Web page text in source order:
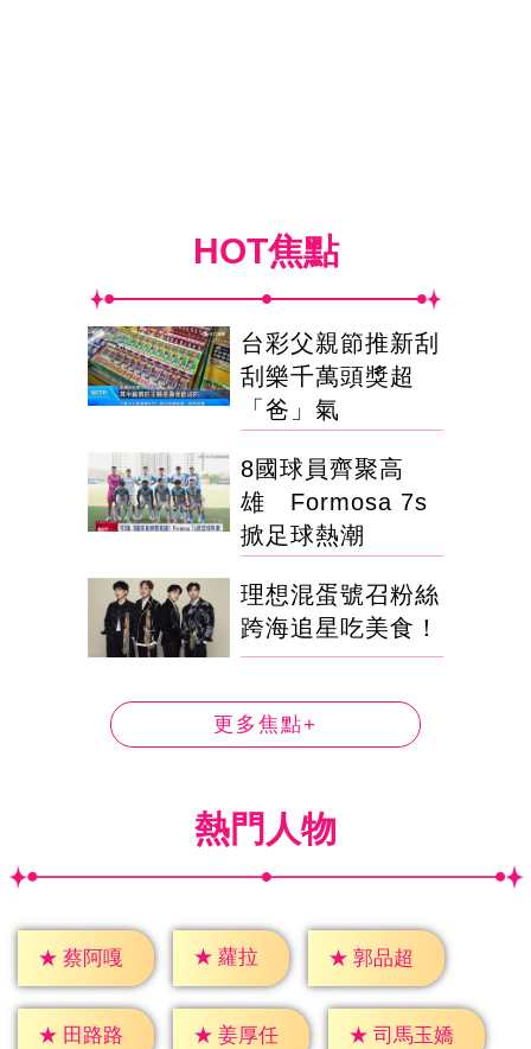
HOT焦點
台彩父親節推新刮
刮樂千萬頭獎超
「爸」氣
8國球員齊聚高
雄 Formosa 7s
掀足球熱潮
理想混蛋號召粉絲
跨海追星吃美食！
更多焦點+
熱門人物
★ 蔡阿嘎 ★ 蘿拉 ★ 郭品超
★ 田路路 ★ 姜厚任 ★ 司馬玉嬌